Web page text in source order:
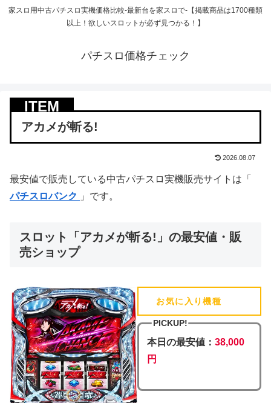
家スロ用中古パチスロ実機価格比較-最新台を家スロで-【掲載商品は1700種類
以上！欲しいスロットが必ず見つかる！】
パチスロ価格チェック
アカメが斬る!
2026.08.07
最安値で販売している中古パチスロ実機販売サイトは「
パチスロバンク
」です。
スロット「アカメが斬る!」の最安値・販
売ショップ
お気に入り機種
PICKUP!
本日の最安値： 38,000
円